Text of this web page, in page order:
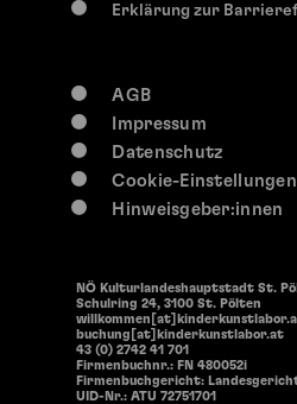
Erklärung zur
NÖ Kulturlandeshauptstadt St.
Schulring 24, 3100 St. Pölten
buchung[at]kinderkunstlabor.at
43 (0) 2742 41 701
Firmenbuchnr.: FN 480052i
Firmenbuchgericht:
UID-Nr.: ATU 72751701
AGB
Impressum
Datenschutz
Cookie-Einstellungen
Hinweisgeber:innen